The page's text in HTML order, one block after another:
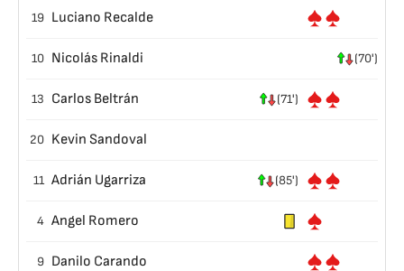
19 Luciano Recalde
10 Nicolás Rinaldi (70')
13 Carlos Beltrán (71')
20 Kevin Sandoval
11 Adrián Ugarriza (85')
4 Angel Romero
9 Danilo Carando